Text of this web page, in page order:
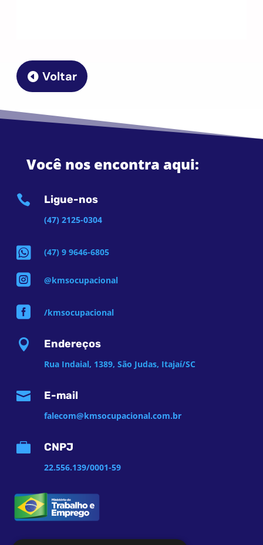
Voltar
Você nos encontra aqui:
 Ligue-nos
(47) 2125-0304
 (47) 9 9646-6805
 @kmsocupacional
 /kmsocupacional
 Endereços
Rua Indaial, 1389, São Judas, Itajaí/SC
 E-mail
falecom@kmsocupacional.com.br
 CNPJ
22.556.139/0001-59